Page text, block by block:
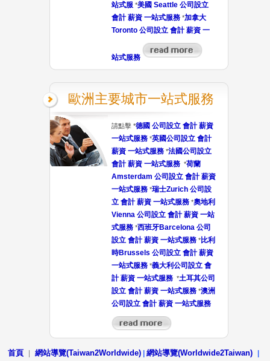
站式服 *美國 Seattle 公司設立
會計 薪資 一站式服務 *加拿大
Toronto 公司設立 會計 薪資 一
站式服務
歐洲主要城市一站式服務
請點擊 *德國 公司設立 會計 薪資
一站式服務*英國公司設立 會計
薪資 一站式服務 *法國公司設立
會計 薪資 一站式服務 *荷蘭
Amsterdam 公司設立 會計 薪資
一站式服務 *瑞士Zurich 公司設
立 會計 薪資 一站式服務 *奧地利
Vienna 公司設立 會計 薪資 一站
式服務 *西班牙Barcelona 公司
設立 會計 薪資 一站式服務 *比利
時Brussels 公司設立 會計 薪資
一站式服務 *義大利公司設立 會
計 薪資 一站式服務 *土耳其公司
設立 會計 薪資 一站式服務 *澳洲
公司設立 會計 薪資 一站式服務
首頁 | 網站導覽(Taiwan2Worldwide) | 網站導覽(Worldwide2Taiwan) |